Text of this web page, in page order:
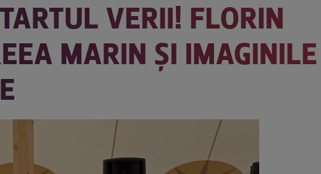
VERII! FLORIN
MARIN ȘI